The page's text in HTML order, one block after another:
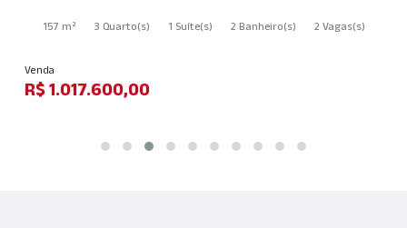
157 m² 3 Quarto(s) 1 Suíte(s) 2 Banheiro(s) 2 Vagas(s)
Venda
R$ 1.017.600,00